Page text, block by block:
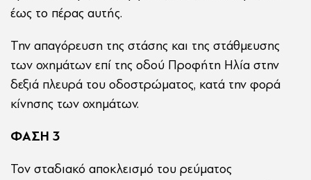
έως το πέρας αυτής.
Την απαγόρευση της στάσης και της στάθμευσης
των οχημάτων επί της οδού Προφήτη Ηλία στην
δεξιά πλευρά του οδοστρώματος, κατά την φορά
κίνησης των οχημάτων.
ΦΑΣΗ 3
Τον σταδιακό αποκλεισμό του ρεύματος